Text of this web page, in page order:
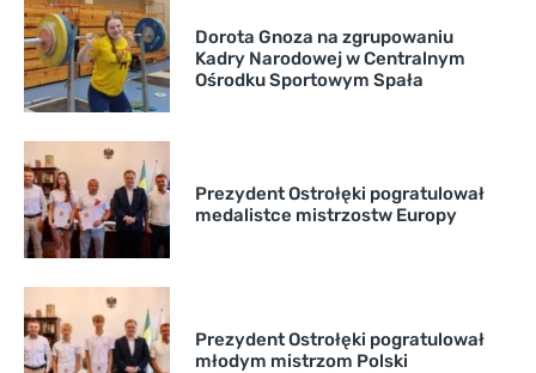
Dorota Gnoza na zgrupowaniu
Kadry Narodowej w Centralnym
Ośrodku Sportowym Spała
Prezydent Ostrołęki pogratulował
medalistce mistrzostw Europy
Prezydent Ostrołęki pogratulował
młodym mistrzom Polski